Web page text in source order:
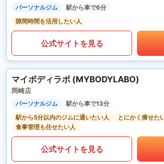
パーソナルジム
駅から車で6分
隙間時間を活用したい人
公式サイトを見る
マイボディラボ (MYBODYLABO)
岡崎店
パーソナルジム
駅から車で13分
駅から5分以内のジムに通いたい人
とにかく痩せた
食事管理も任せたい人
公式サイトを見る